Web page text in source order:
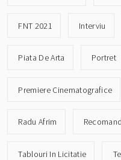
FNT 2021 Interviu
Piata De Arta Portret
Premiere Cinematografice
Radu Afrim
Tablouri In Licitatie